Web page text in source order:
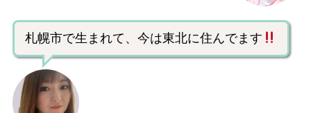
札幌市で生まれて、今は東北に住んでます